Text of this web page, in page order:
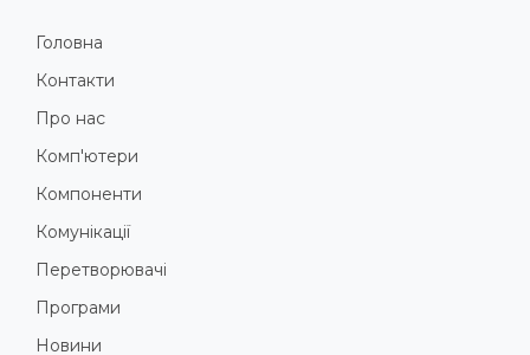
Головна
Контакти
Про нас
Комп'ютери
Компоненти
Комунікації
Перетворювачі
Програми
Новини